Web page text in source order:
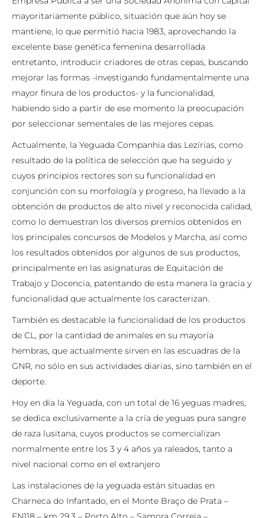
mayoritariamente público, situación que aún hoy se
mantiene, lo que permitió hacia 1983, aprovechando la
excelente base genética femenina desarrollada
entretanto, introducir criadores de otras cepas, buscando
mejorar las formas -investigando fundamentalmente una
mayor finura de los productos- y la funcionalidad,
habiendo sido a partir de ese momento la preocupación
por seleccionar sementales de las mejores cepas.
Actualmente, la Yeguada Companhia das Lezírias, como
resultado de la política de selección que ha seguido y
cuyos principios rectores son su funcionalidad en
conjunción con su morfología y progreso, ha llevado a la
obtención de productos de alto nivel y reconocida calidad,
como lo demuestran los diversos premios obtenidos en
los principales concursos de Modelos y Marcha, así como
los resultados obtenidos por algunos de sus productos,
principalmente en las asignaturas de Equitación de
Trabajo y Docencia, patentando de esta manera la gracia y
funcionalidad que actualmente los caracterizan.
También es destacable la funcionalidad de los productos
de CL, por la cantidad de animales en su mayoría
hembras, que actualmente sirven en las escuadras de la
GNR, no sólo en sus actividades diarias, sino también en el
deporte.
Hoy en día la Yeguada, con un total de 16 yeguas madres,
se dedica exclusivamente a la cría de yeguas pura sangre
de raza lusitana, cuyos productos se comercializan
normalmente entre los 3 y 4 años ya raleados, tanto a
nivel nacional como en el extranjero
Las instalaciones de la yeguada están situadas en
Charneca do Infantado, en el Monte Braço de Prata –